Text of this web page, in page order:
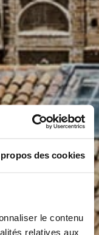
des cookies
le contenu
relatives aux